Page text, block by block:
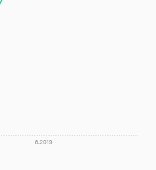
6.2019